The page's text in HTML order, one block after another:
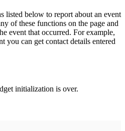
listed below to report about an event
of these functions on the page and
event that occurred. For example,
you can get contact details entered
initialization is over.